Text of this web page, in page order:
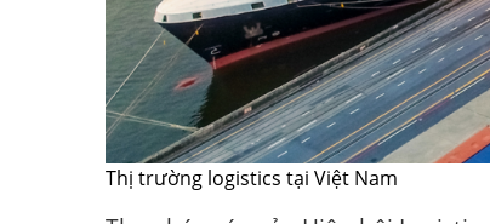
Thị trường logistics tại Việt Nam